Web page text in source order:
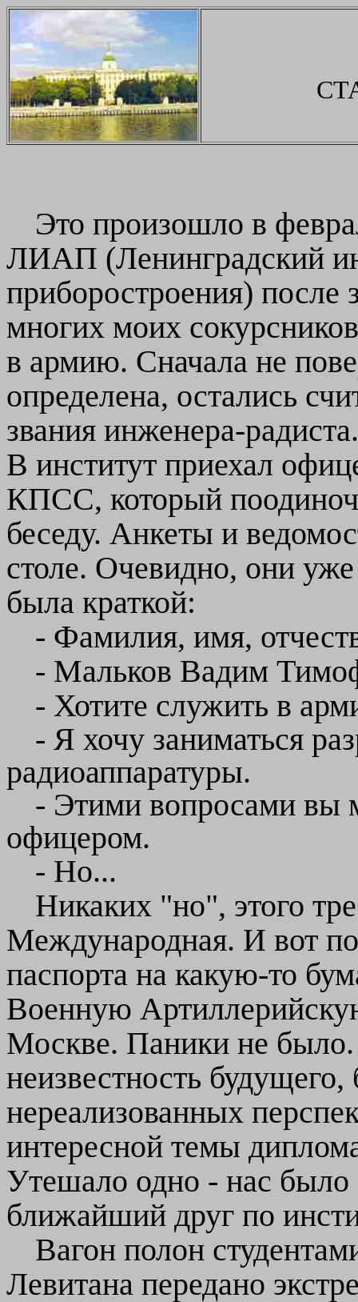
Это произошло в
ЛИАП (Ленинградский
приборостроения) после
многих моих
в армию. Сначала не
определена, остались
звания инженера-
В институт приехал
КПСС, который
беседу. Анкеты и
столе. Очевидно, они
была краткой:
- Фамилия, имя,
- Мальков Вадим
- Хотите служить в
- Я хочу заниматься
радиоаппаратуры.
- Этими вопросами вы
офицером.
- Но...
Никаких "но", этого
Международная. И вот
паспорта на какую-то
Военную
Москве. Паники не было.
неизвестность
нереализованных
интересной темы
Утешало одно - нас
ближайший друг по
Вагон полон
Левитана передано